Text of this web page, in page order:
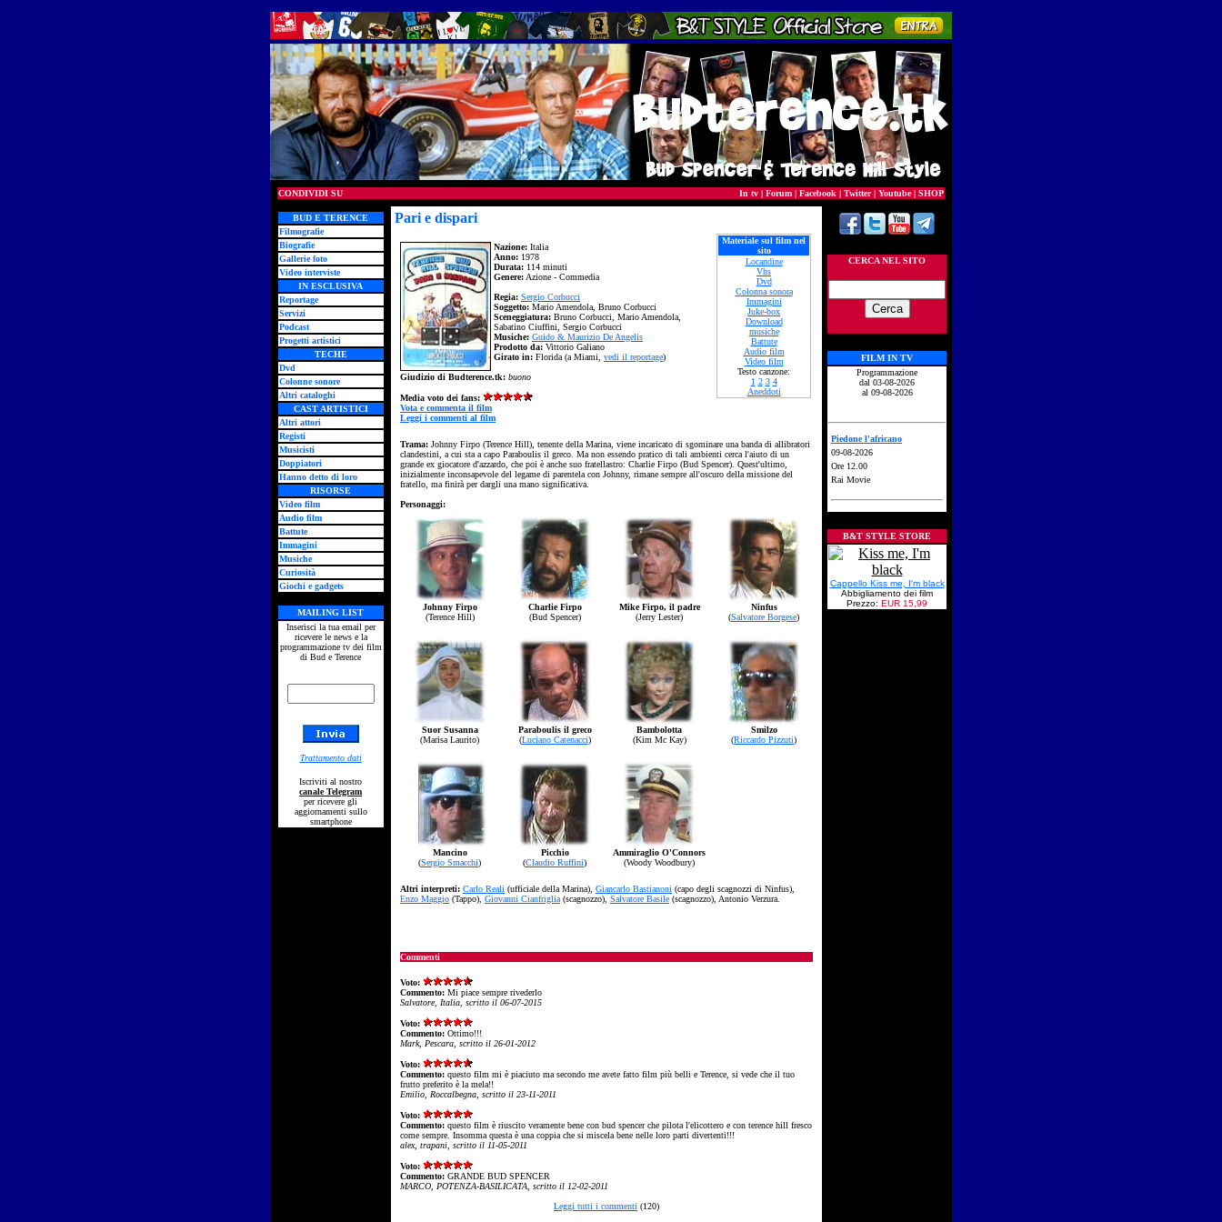
CONDIVIDI SU In tv | Forum | Facebook | Twitter| Youtube| SHOP
BUD E TERENCE
Filmografie
Biografie
Gallerie foto
Video interviste
IN ESCLUSIVA
Reportage
Servizi
Podcast
Progetti artistici
TECHE
Dvd
Colonne sonore
Altri cataloghi
CAST ARTISTICI
Altri attori
Registi
Musicisti
Doppiatori
Hanno detto di loro
RISORSE
Video film
Audio film
Battute
Immagini
Musiche
Curiosità
Giochi e gadgets
MAILING LIST
Inserisci la tua email per
ricevere le news e la
programmazione tv dei film
di Bud e Terence
Trattamento dati
Iscriviti al nostro
canale Telegram
per ricevere gli
aggiornamenti sullo
smartphone
Pari e dispari
Nazione: Italia
Anno: 1978
Durata: 114 minuti
Genere: Azione - Commedia
Regia: Sergio Corbucci
Soggetto: Mario Amendola, Bruno Corbucci
Sceneggiatura: Bruno Corbucci, Mario Amendola,
Sabatino Ciuffini, Sergio Corbucci
Musiche: Guido & Maurizio De Angelis
Prodotto da: Vittorio Galiano
Girato in: Florida (a Miami, vedi il reportage)
Giudizio di Budterence.tk: buono
Media voto dei fans:
Vota e commenta il film
Leggi i commenti al film
Materiale sul film nel
sito
Locandine
Vhs
Dvd
Colonna sonora
Immagini
Juke-box
Download
musiche
Battute
Audio film
Video film
Testo canzone:
1 2 3 4
Aneddoti
Trama: Johnny Firpo (Terence Hill), tenente della Marina, viene incaricato di sgominare una banda di allibratori
clandestini, a cui sta a capo Paraboulis il greco. Ma non essendo pratico di tali ambienti cerca l'aiuto di un
grande ex giocatore d'azzardo, che poi è anche suo fratellastro: Charlie Firpo (Bud Spencer). Quest'ultimo,
inizialmente inconsapevole del legame di parentela con Johnny, rimane sempre all'oscuro della missione del
fratello, ma finirà per dargli una mano significativa.
Personaggi:
Johnny Firpo
(Terence Hill)
Charlie Firpo
(Bud Spencer)
Mike Firpo, il padre
(Jerry Lester)
Ninfus
(Salvatore Borgese)
Suor Susanna
(Marisa Laurito)
Paraboulis il greco
(Luciano Catenacci)
Bambolotta
(Kim Mc Kay)
Smilzo
(Riccardo Pizzuti)
Mancino
(Sergio Smacchi)
Picchio
(Claudio Ruffini)
Ammiraglio O'Connors
(Woody Woodbury)
Altri interpreti: Carlo Reali (ufficiale della Marina), Giancarlo Bastianoni (capo degli scagnozzi di Ninfus),
Enzo Maggio (Tappo), Giovanni Cianfriglia (scagnozzo), Salvatore Basile (scagnozzo), Antonio Verzura.
Commenti
Voto:
Commento: Mi piace sempre rivederlo
Salvatore, Italia, scritto il 06-07-2015
Voto:
Commento: Ottimo!!!
Mark, Pescara, scritto il 26-01-2012
Voto:
Commento: questo film mi è piaciuto ma secondo me avete fatto film più belli e Terence, si vede che il tuo
frutto preferito è la mela!!
Emilio, Roccalbegna, scritto il 23-11-2011
Voto:
Commento: questo film è riuscito veramente bene con bud spencer che pilota l'elicottero e con terence hill fresco
come sempre. Insomma questa è una coppia che si miscela bene nelle loro parti divertenti!!!
alex, trapani, scritto il 11-05-2011
Voto:
Commento: GRANDE BUD SPENCER
MARCO, POTENZA-BASILICATA, scritto il 12-02-2011
Leggi tutti i commenti (120)
CERCA NEL SITO
FILM IN TV
Programmazione
dal 03-08-2026
al 09-08-2026
Piedone l'africano
09-08-2026
Ore 12.00
Rai Movie
B&T STYLE STORE
Cappello Kiss me, I'm black
Abbigliamento dei film
Prezzo: EUR 15,99